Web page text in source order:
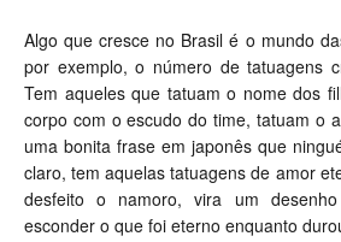
Algo que cresce no Brasil é o mundo
por exemplo, o número de tatuagens
Tem aqueles que tatuam o nome dos
corpo com o escudo do time, tatuam o
uma bonita frase em japonês que
claro, tem aquelas tatuagens de amor
desfeito o namoro, vira um
esconder o que foi eterno enquanto